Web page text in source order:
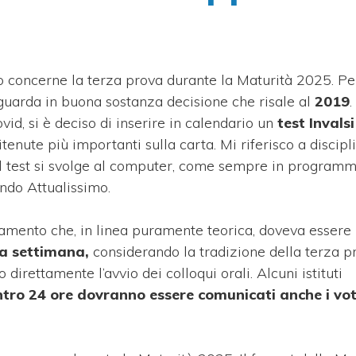
la terza prova durante la Maturità 2025.
in buona sostanza decisione che risale al 2019
si è deciso di inserire in calendario un test Invalsi
più importanti sulla carta. Mi riferisco a
test si svolge al computer, come sempre in
Attualissimo.
che, in linea puramente teorica, doveva essere
settimana, considerando la tradizione della terza
l’avvio dei colloqui orali. Alcuni istituti
24 ore dovranno essere comunicati anche i